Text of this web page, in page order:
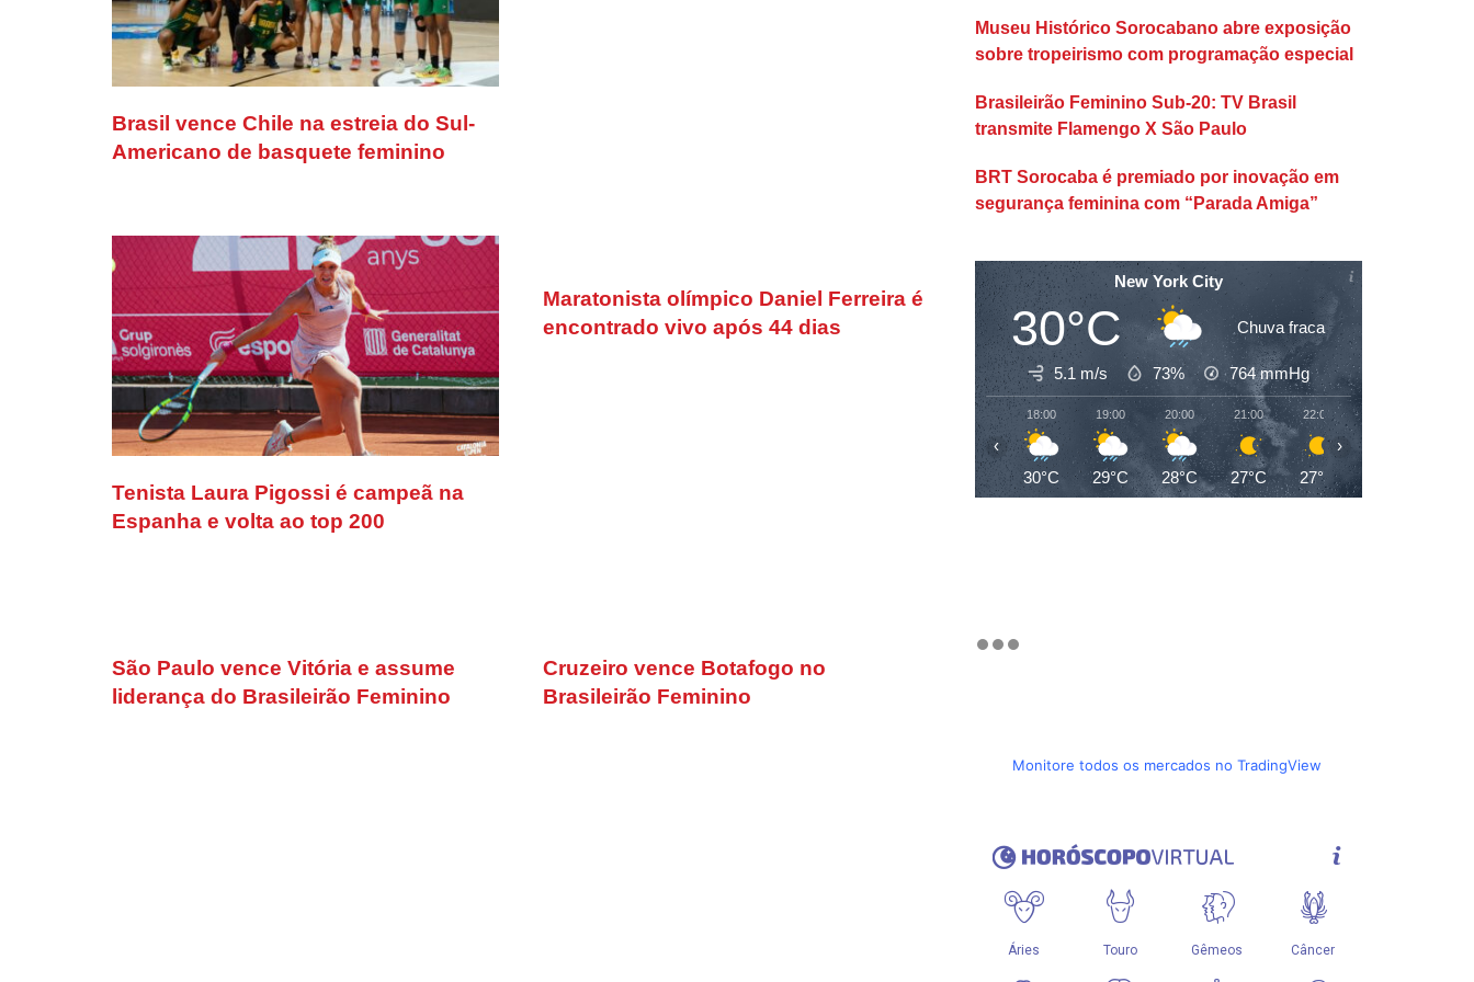
Brasil vence Chile na estreia do Sul-
Americano de basquete feminino
Tenista Laura Pigossi é campeã na
Espanha e volta ao top 200
Maratonista olímpico Daniel Ferreira é
encontrado vivo após 44 dias
São Paulo vence Vitória e assume
liderança do Brasileirão Feminino
Cruzeiro vence Botafogo no
Brasileirão Feminino
Museu Histórico Sorocabano abre exposição
sobre tropeirismo com programação especial
Brasileirão Feminino Sub-20: TV Brasil
transmite Flamengo X São Paulo
BRT Sorocaba é premiado por inovação em
segurança feminina com “Parada Amiga”
New York City
30°C Chuva fraca
5.1 m/s 73% 764mmHg
18:00
30°C
19:00
29°C
20:00
28°C
21:00
27°C
22:00
27°C
‹ ›
Monitore todos os mercados no TradingView